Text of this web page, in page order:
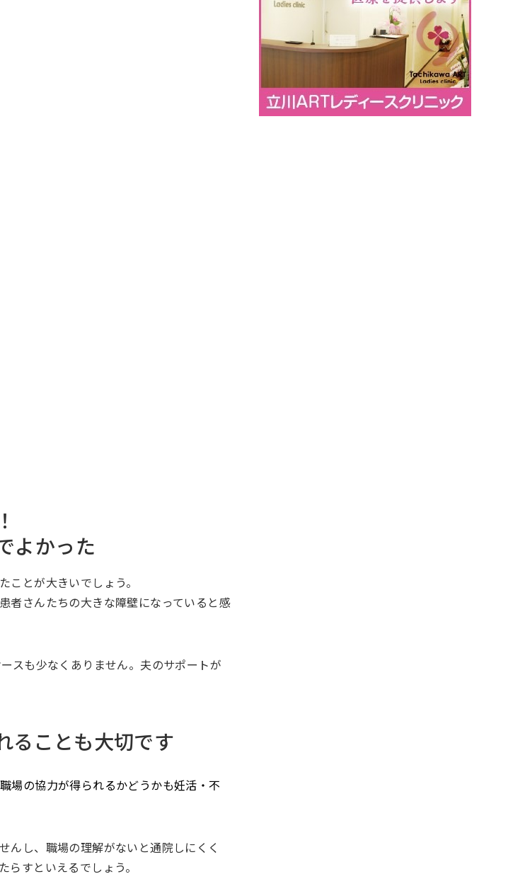
よかった
とが大きいでしょう。
者さんたちの大きな障壁になっていると感
スも少なくありません。夫のサポートが
ることも大切です
場の協力が得られるかどうかも妊活・不
んし、職場の理解がないと通院しにくく
すといえるでしょう。